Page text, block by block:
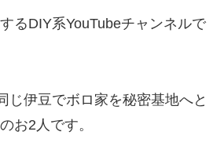
るDIY系YouTubeチャンネルで
じ伊豆でボロ家を秘密基地へと
のお2人です。